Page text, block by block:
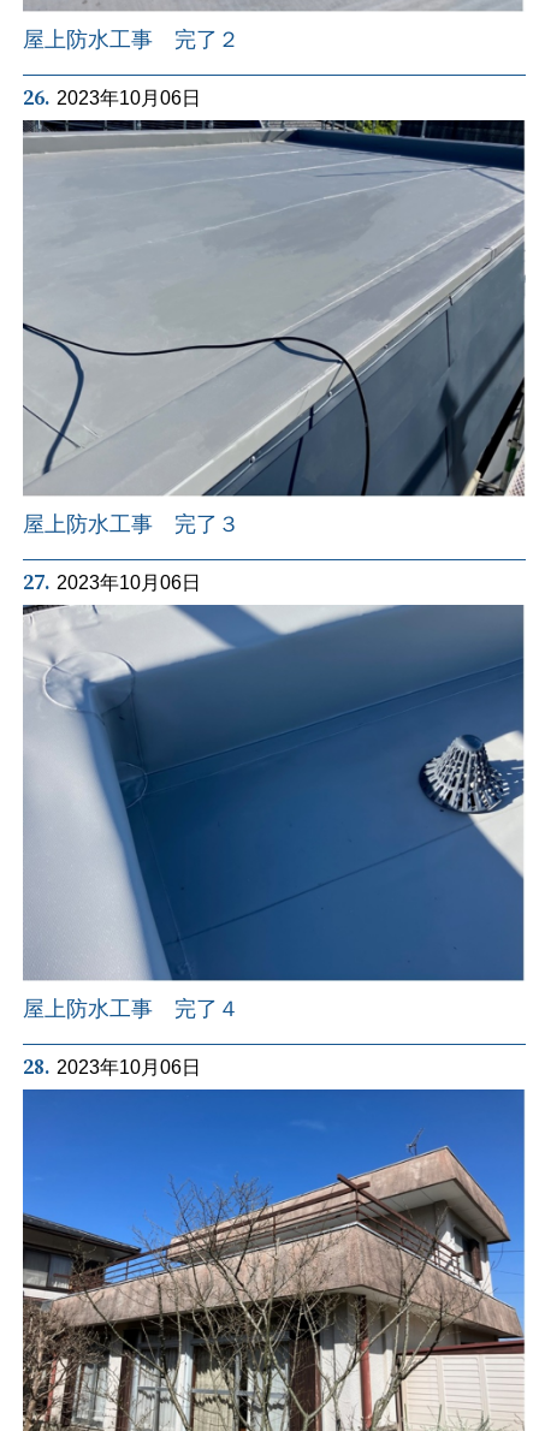
屋上防水工事 完了２
26. 2023年10月06日
屋上防水工事 完了３
27. 2023年10月06日
屋上防水工事 完了４
28. 2023年10月06日